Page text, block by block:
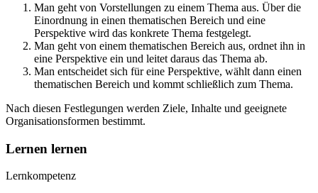
Man geht von Vorstellungen zu einem Thema aus. Über die
Einordnung in einen thematischen Bereich und eine
Perspektive wird das konkrete Thema festgelegt.
Man geht von einem thematischen Bereich aus, ordnet ihn in
eine Perspektive ein und leitet daraus das Thema ab.
Man entscheidet sich für eine Perspektive, wählt dann einen
thematischen Bereich und kommt schließlich zum Thema.
Nach diesen Festlegungen werden Ziele, Inhalte und geeignete
Organisationsformen bestimmt.
Lernen lernen
Lernkompetenz